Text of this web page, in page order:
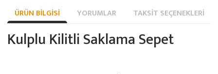
ÜRÜN BILGISI YORUMLAR TAKSIT SEÇENEKLERI
Kulplu Kilitli Saklama Sepet